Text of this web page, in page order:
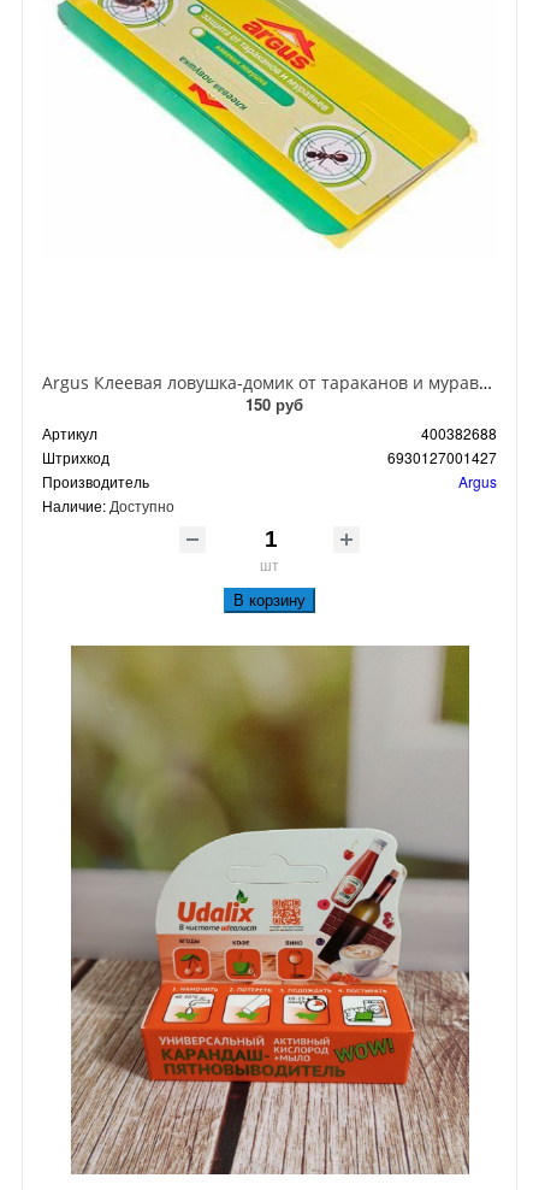
Argus Клеевая ловушка-домик от тараканов и муравьев
150 руб
Артикул
400382688
Штрихкод
6930127001427
Производитель
Argus
Наличие: Доступно
шт
В корзину